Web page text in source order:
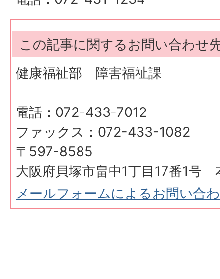
この記事に関するお問い合わせ
健康福祉部 障害福祉課
電話：072-433-7012
ファックス：072-433-1082
〒597-8585
大阪府貝塚市畠中1丁目17番1号
メールフォームによるお問い合